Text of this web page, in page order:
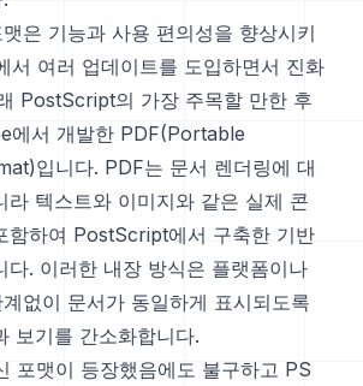
은 기능과 사용 편의성을 향상시키
서 여러 업데이트를 도입하면서 진화
PostScript의 가장 주목할 만한 후
에서 개발한 PDF(Portable
입니다. PDF는 문서 렌더링에 대
라 텍스트와 이미지와 같은 실제 콘
함하여 PostScript에서 구축한 기반
다. 이러한 내장 방식은 플랫폼이나
없이 문서가 동일하게 표시되도록
보기를 간소화합니다.
포맷이 등장했음에도 불구하고 PS